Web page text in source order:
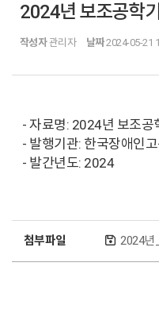
2024년 보조공학
작성자관리자 날짜2024-05-21
- 자료명: 2024년 보조공
- 발행기관: 한국장애인
- 발간년도: 2024
첨부파일 2024년